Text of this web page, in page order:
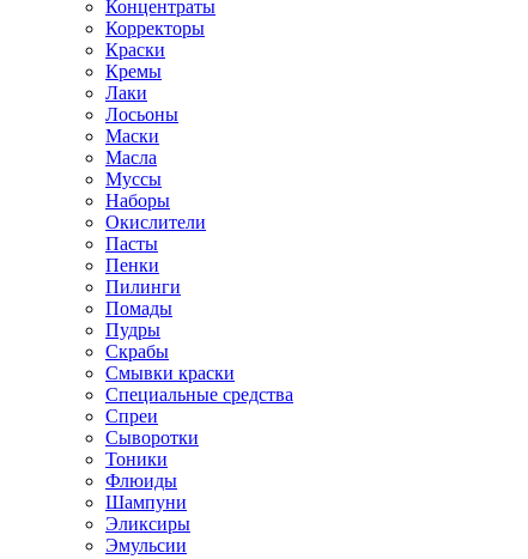
Концентраты
Корректоры
Краски
Кремы
Лаки
Лосьоны
Маски
Масла
Муссы
Наборы
Окислители
Пасты
Пенки
Пилинги
Помады
Пудры
Скрабы
Смывки краски
Специальные средства
Спреи
Сыворотки
Тоники
Флюиды
Шампуни
Эликсиры
Эмульсии